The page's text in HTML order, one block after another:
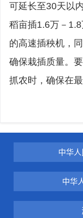
可延长至30天以
稻亩插1.6万－ 1.8
的高速插秧机，
确保栽插质量。 要
抓农时，确保在
中华
中华